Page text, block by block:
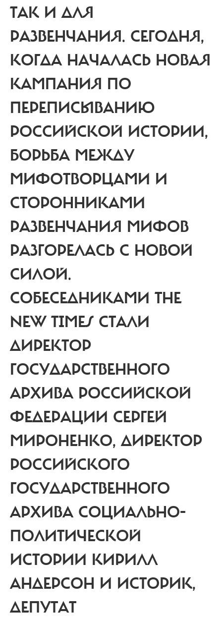
ТАК И ДЛЯ
РАЗВЕНЧАНИЯ. СЕГОДНЯ,
КОГДА НАЧАЛАСЬ НОВАЯ
КАМПАНИЯ ПО
ПЕРЕПИСЫВАНИЮ
РОССИЙСКОЙ ИСТОРИИ,
БОРЬБА МЕЖДУ
МИФОТВОРЦАМИ И
СТОРОННИКАМИ
РАЗВЕНЧАНИЯ МИФОВ
РАЗГОРЕЛАСЬ С НОВОЙ
СИЛОЙ.
СОБЕСЕДНИКАМИ THE
NEW TIMES СТАЛИ
ДИРЕКТОР
ГОСУДАРСТВЕННОГО
АРХИВА РОССИЙСКОЙ
ФЕДЕРАЦИИ СЕРГЕЙ
МИРОНЕНКО, ДИРЕКТОР
РОССИЙСКОГО
ГОСУДАРСТВЕННОГО
АРХИВА СОЦИАЛЬНО-
ПОЛИТИЧЕСКОЙ
ИСТОРИИ КИРИЛЛ
АНДЕРСОН И ИСТОРИК,
ДЕПУТАТ